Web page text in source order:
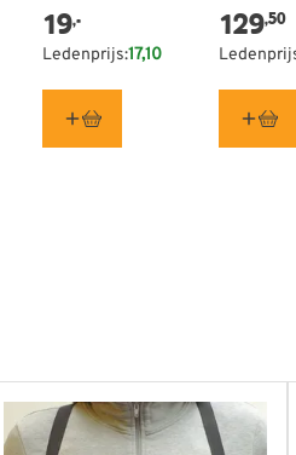
verrekijker
19,-
Ledenprijs:17,10
129,50